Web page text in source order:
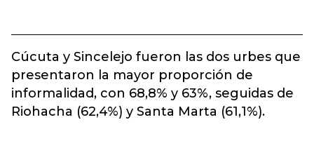
Cúcuta y Sincelejo fueron las dos urbes que
presentaron la mayor proporción de
informalidad, con 68,8% y 63%, seguidas de
Riohacha (62,4%) y Santa Marta (61,1%).